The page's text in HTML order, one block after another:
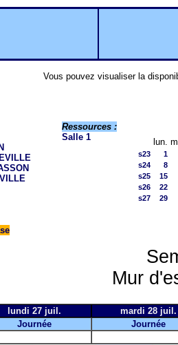
Vous pouvez visualiser la
Ressources :
Salle 1
lun.
s23 1
s24
8
s25
15
s26
22
s27
29
Mur
lundi 27 juil.
mardi 28 juil.
Journée Journée